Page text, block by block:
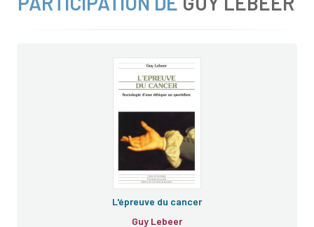
L'épreuve du cancer
Guy Lebeer